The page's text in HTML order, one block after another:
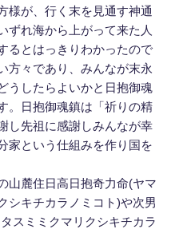
様が、行く末を見通す神通
ずれ海から上がって来た人
るとはっきりわかったので
方々であり、みんなが末永
うしたらよいかと日抱御魂
。日抱御魂鎮は「祈りの精
し先祖に感謝しみんなが幸
家という仕組みを作り国を
山麓住日高日抱奇力命(ヤマ
シキチカラノミコト)や次男
スミミクマリクシキチカラ